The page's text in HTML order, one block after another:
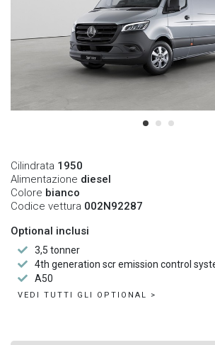
Cilindrata 1950
Alimentazione diesel
Colore bianco
Codice vettura 002N92287
Optional inclusi
3,5 tonner
4th generation scr emission control
A50
VEDI TUTTI GLI OPTIONAL >